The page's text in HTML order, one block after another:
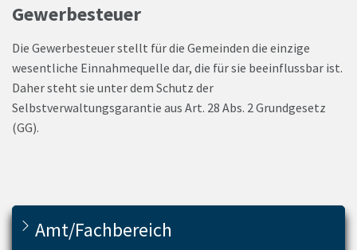
Gewerbesteuer
Die Gewerbesteuer stellt für die Gemeinden die einzige
wesentliche Einnahmequelle dar, die für sie beeinflussbar ist.
Daher steht sie unter dem Schutz der
Selbstverwaltungsgarantie aus Art. 28 Abs. 2 Grundgesetz
(GG).
Amt/Fachbereich